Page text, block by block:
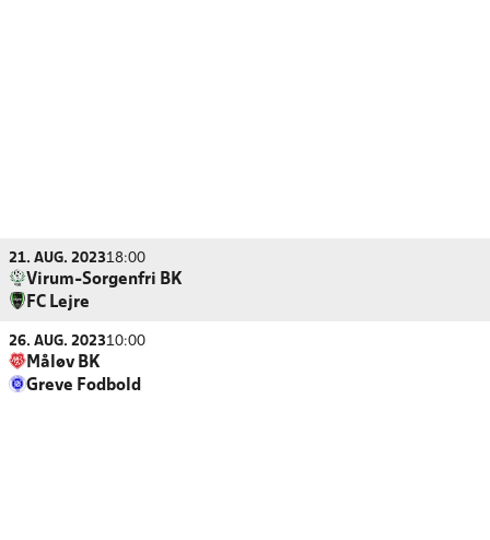
21. AUG. 202318:00
Virum-Sorgenfri BK
FC Lejre
26. AUG. 202310:00
Måløv BK
Greve Fodbold